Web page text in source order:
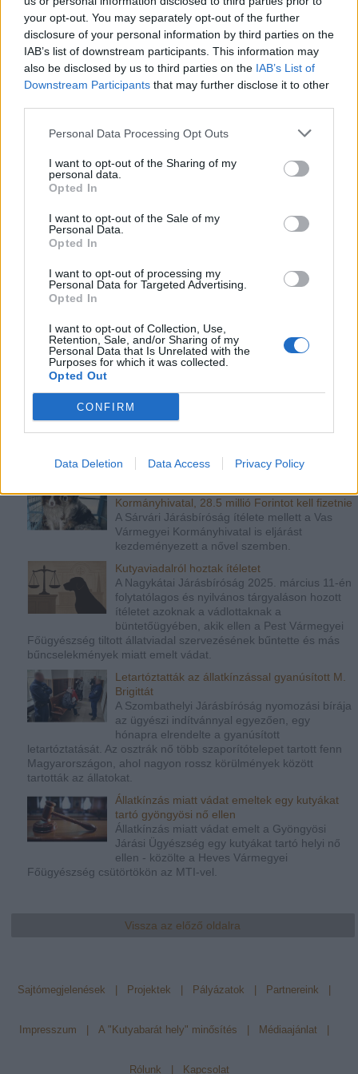
your opt-out. You may separately opt-out of the further
disclosure of your personal information by third parties on the
IAB’s list of downstream participants. This information may
also be disclosed by us to third parties on the IAB’s List of
Downstream Participants that may further disclose it to other
Personal Data Processing Opt Outs
I want to opt-out of the Sharing of my
personal data.
Opted In
I want to opt-out of the Sale of my
Personal Data.
Opted In
I want to opt-out of processing my
Personal Data for Targeted Advertising.
Opted In
I want to opt-out of Collection, Use,
Retention, Sale, and/or Sharing of my
Personal Data that Is Unrelated with the
Purposes for which it was collected.
Opted Out
CONFIRM
Data Deletion Data Access Privacy Policy
cselekedete nem elfogadható semmilyen formában.
Amennyiben zavarta a szomszéd kutyájának az
egészségügyi állapota akkor elvihette volna
állatorvoshoz a féregtelenítés miatt.
jelentett be fellebbezést.
Az ügy a Debreceni Törvényszéken
Ha tetszett a cikk, és szeretnél értesülni legújabb híreinkről
kérünklájkoldFacebook oldalunkat!
Témába vág
összefoglaló
Az országot mélyen megrázta a szeptember 1-
jei eset, amikor Rozi kutyát egy autóhoz kötve,
nagy sebességgel húzták végig az aszfalton
másodfokú tárgyalást Kecskeméten.
Kormányhivatal, 28.5 millió Forintot kell fizetnie
A Sárvári Járásbíróság ítélete mellett a Vas
Vármegyei Kormányhivatal is eljárást
kezdeményezett a nővel szemben.
Kutyaviadalról hoztak ítéletet
A Nagykátai Járásbíróság 2025. március 11-én
folytatólagos és nyilvános tárgyaláson hozott
ítéletet azoknak a vádlottaknak a
büntetőügyében, akik ellen a Pest Vármegyei
Főügyészség tiltott állatviadal szervezésének bűntette és más
bűncselekmények miatt emelt vádat.
Letartóztatták az állatkínzással gyanúsított M.
Brigittát
A Szombathelyi Járásbíróság nyomozási bírája
az ügyészi indítvánnyal egyezően, egy
hónapra elrendelte a gyanúsított
letartóztatását. Az osztrák nő több szaporítótelepet tartott fenn
Magyarországon, ahol nagyon rossz körülmények között
tartották az állatokat.
Állatkínzás miatt vádat emeltek egy kutyákat
tartó gyöngyösi nő ellen
Állatkínzás miatt vádat emelt a Gyöngyösi
Járási Ügyészség egy kutyákat tartó helyi nő
ellen - közölte a Heves Vármegyei
Főügyészség csütörtökön az MTI-vel.
Vissza az előző oldalra
Sajtómegjelenések Projektek Pályázatok Partnereink
Impresszum A "Kutyabarát hely" minősítés Médiaajánlat
Rólunk Kapcsolat